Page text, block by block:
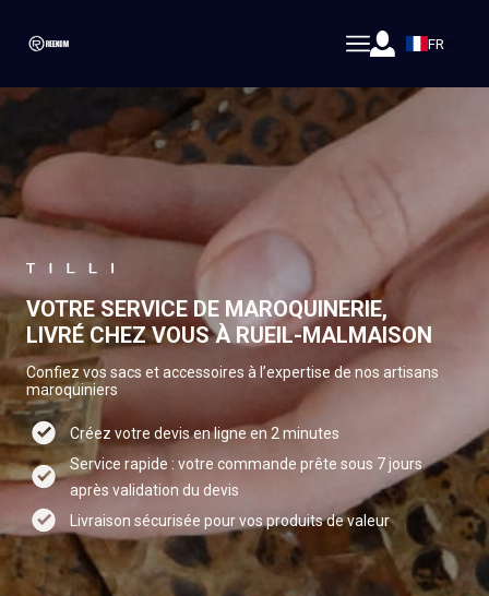
FR
VOTRE SERVICE DE MAROQUINERIE,
LIVRÉ CHEZ VOUS À RUEIL-MALMAISON
Confiez vos sacs et accessoires à l’expertise de nos artisans
maroquiniers
Créez votre devis en ligne en 2 minutes
Service rapide : votre commande prête sous 7 jours
après validation du devis
Livraison sécurisée pour vos produits de valeur